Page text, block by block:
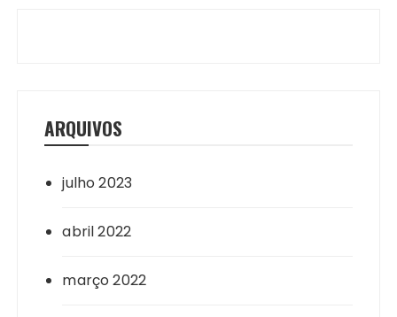
ARQUIVOS
julho 2023
abril 2022
março 2022